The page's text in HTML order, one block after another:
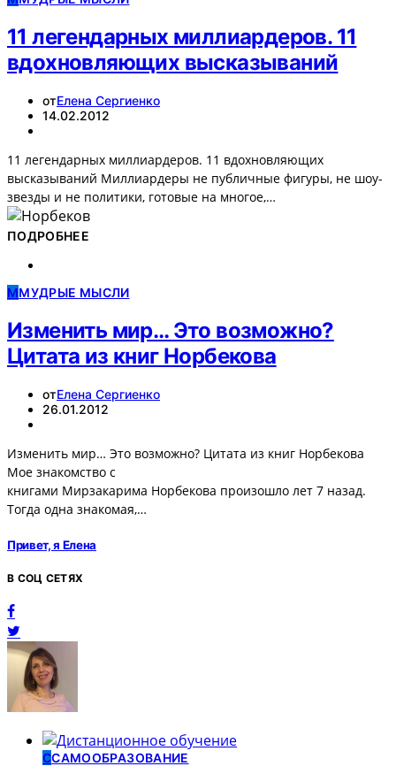
11 легендарных миллиардеров. 11
вдохновляющих высказываний
отЕлена Сергиенко
14.02.2012
11 легендарных миллиардеров. 11 вдохновляющих
высказываний Миллиардеры не публичные фигуры, не шоу-
звезды и не политики, готовые на многое,…
ПОДРОБНЕЕ
ММУДРЫЕ МЫСЛИ
Изменить мир… Это возможно?
Цитата из книг Норбекова
отЕлена Сергиенко
26.01.2012
Изменить мир… Это возможно? Цитата из книг Норбекова
Мое знакомство с
книгами Мирзакарима Норбекова произошло лет 7 назад.
Тогда одна знакомая,…
Привет, я Елена
В СОЦ СЕТЯХ
ССАМООБРАЗОВАНИЕ